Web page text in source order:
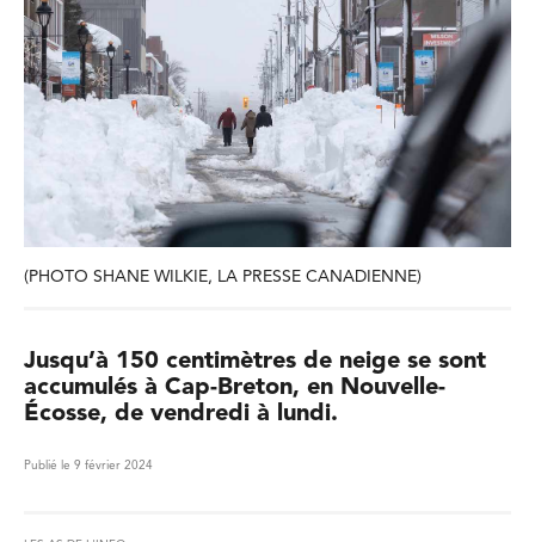
(PHOTO SHANE WILKIE, LA PRESSE CANADIENNE)
Jusqu’à 150 centimètres de neige se sont
accumulés à Cap-Breton, en Nouvelle-
Écosse, de vendredi à lundi.
Publié le 9 février 2024